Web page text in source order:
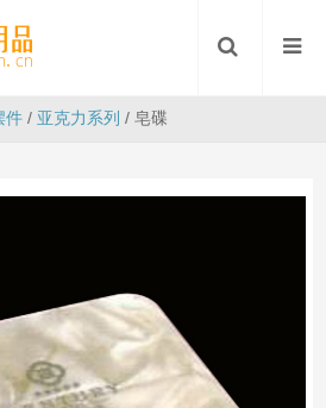
件 / 亚克力系列 /皂碟